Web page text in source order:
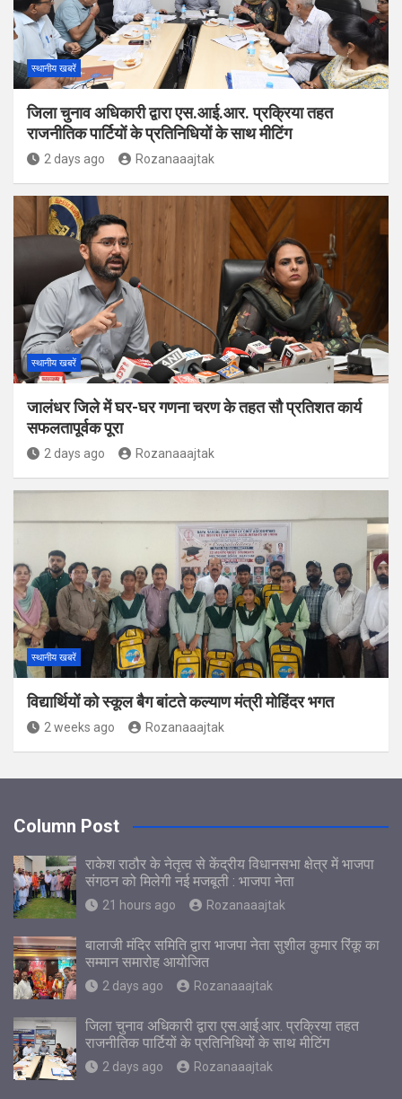
स्थानीय खबरें
जिला चुनाव अधिकारी द्वारा एस.आई.आर. प्रक्रिया तहत
राजनीतिक पार्टियों के प्रतिनिधियों के साथ मीटिंग
2 days ago Rozanaaajtak
स्थानीय खबरें
जालंधर जिले में घर-घर गणना चरण के तहत सौ प्रतिशत कार्य
सफलतापूर्वक पूरा
2 days ago Rozanaaajtak
स्थानीय खबरें
विद्यार्थियों को स्कूल बैग बांटते कल्याण मंत्री मोहिंदर भगत
2 weeks ago Rozanaaajtak
Column Post
राकेश राठौर के नेतृत्व से केंद्रीय विधानसभा क्षेत्र में भाजपा
संगठन को मिलेगी नई मजबूती : भाजपा नेता
21 hours ago Rozanaaajtak
बालाजी मंदिर समिति द्वारा भाजपा नेता सुशील कुमार रिंकू का
सम्मान समारोह आयोजित
2 days ago Rozanaaajtak
जिला चुनाव अधिकारी द्वारा एस.आई.आर. प्रक्रिया तहत
राजनीतिक पार्टियों के प्रतिनिधियों के साथ मीटिंग
2 days ago Rozanaaajtak